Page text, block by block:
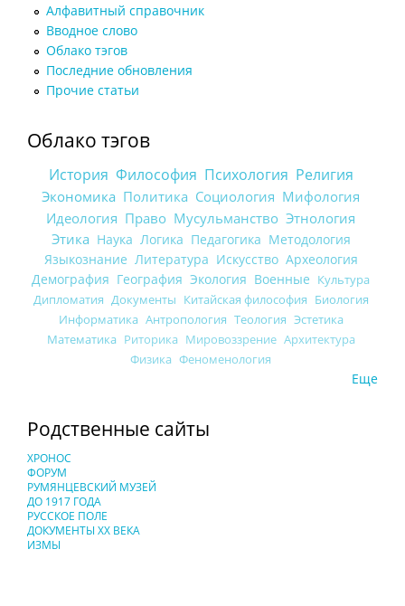
Алфавитный справочник
Вводное слово
Облако тэгов
Последние обновления
Прочие статьи
Облако тэгов
История Философия Психология Религия
Экономика Политика Социология Мифология
Идеология Право Мусульманство Этнология
Этика Наука Логика Педагогика Методология
Языкознание Литература Искусство Археология
Демография География Экология Военные Культура
Дипломатия Документы Китайская философия Биология
Информатика Антропология Теология Эстетика
Математика Риторика Мировоззрение Архитектура
Физика Феноменология
Еще
Родственные сайты
ХРОНОС
ФОРУМ
РУМЯНЦЕВСКИЙ МУЗЕЙ
ДО 1917 ГОДА
РУССКОЕ ПОЛЕ
ДОКУМЕНТЫ XX ВЕКА
ИЗМЫ